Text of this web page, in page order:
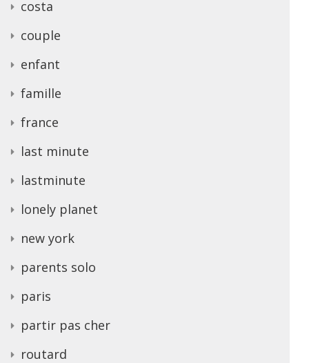
costa
couple
enfant
famille
france
last minute
lastminute
lonely planet
new york
parents solo
paris
partir pas cher
routard